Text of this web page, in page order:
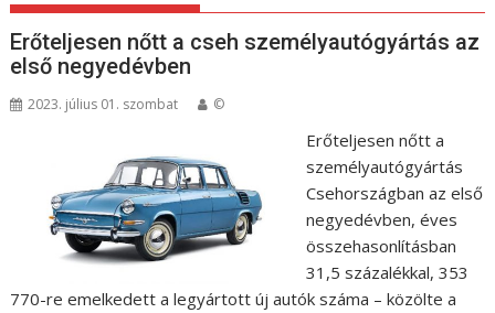
Erőteljesen nőtt a cseh személyautógyártás az
első negyedévben
2023. július 01. szombat ©
Erőteljesen nőtt a
személyautógyártás
Csehországban az első
negyedévben, éves
összehasonlításban
31,5 százalékkal, 353
770-re emelkedett a legyártott új autók száma – közölte a